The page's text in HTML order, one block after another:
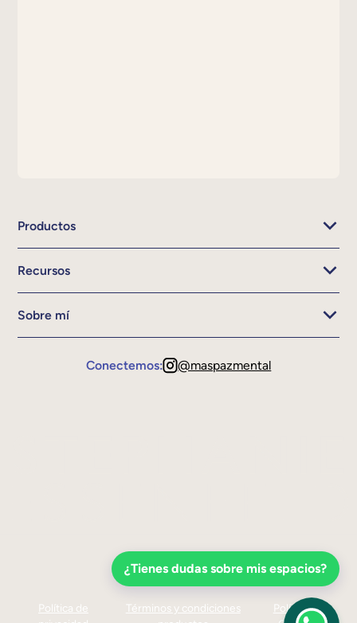
¿Tienes dudas sobre mis espacios?
Productos
Recursos
Sobre mí
Conectemos: @maspazmental
Política de
Términos y condiciones
Política de